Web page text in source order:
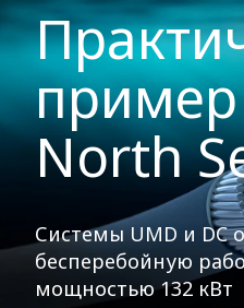
пример
North
Системы UMD и DC
бесперебойную
мощностью 132 кВт